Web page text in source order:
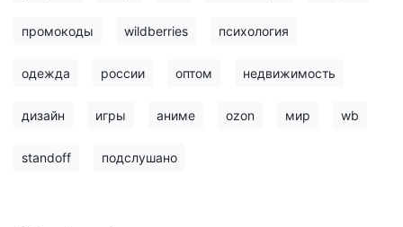
промокоды wildberries психология
одежда россии оптом недвижимость
дизайн игры аниме ozon мир wb
standoff подслушано